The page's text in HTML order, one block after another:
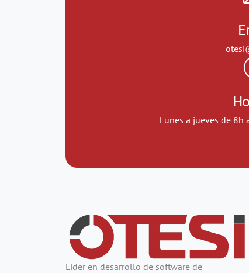
Lunes a jueves de 8h
Líder en desarrollo de software de